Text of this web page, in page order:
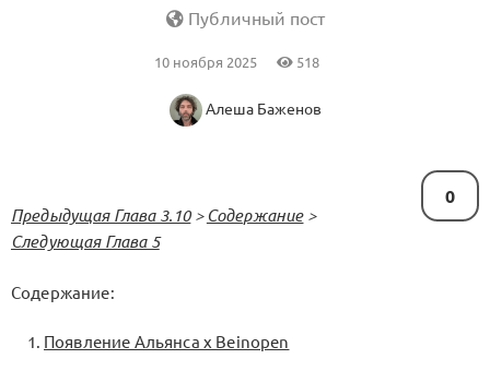
Публичный пост
10 ноября 2025 518
Алеша Баженов
0
Предыдущая Глава 3.10> Содержание>
Следующая Глава 5
Содержание:
Появление Альянса x Beinopen